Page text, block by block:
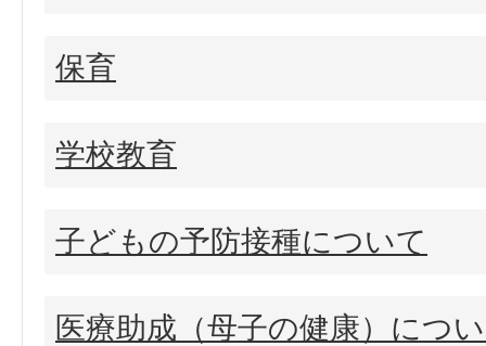
保育
学校教育
子どもの予防接種について
医療助成（母子の健康）につ